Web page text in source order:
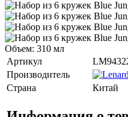
Объем: 310 мл
Артикул
Производитель
Страна
Китай